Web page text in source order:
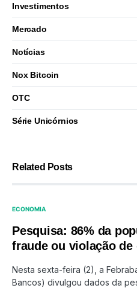
Investimentos
Mercado
Notícias
Nox Bitcoin
OTC
Série Unicórnios
Related Posts
ECONOMIA
Pesquisa: 86% da
fraude ou violação de
Nesta sexta-feira (2), a
Bancos) divulgou dados da